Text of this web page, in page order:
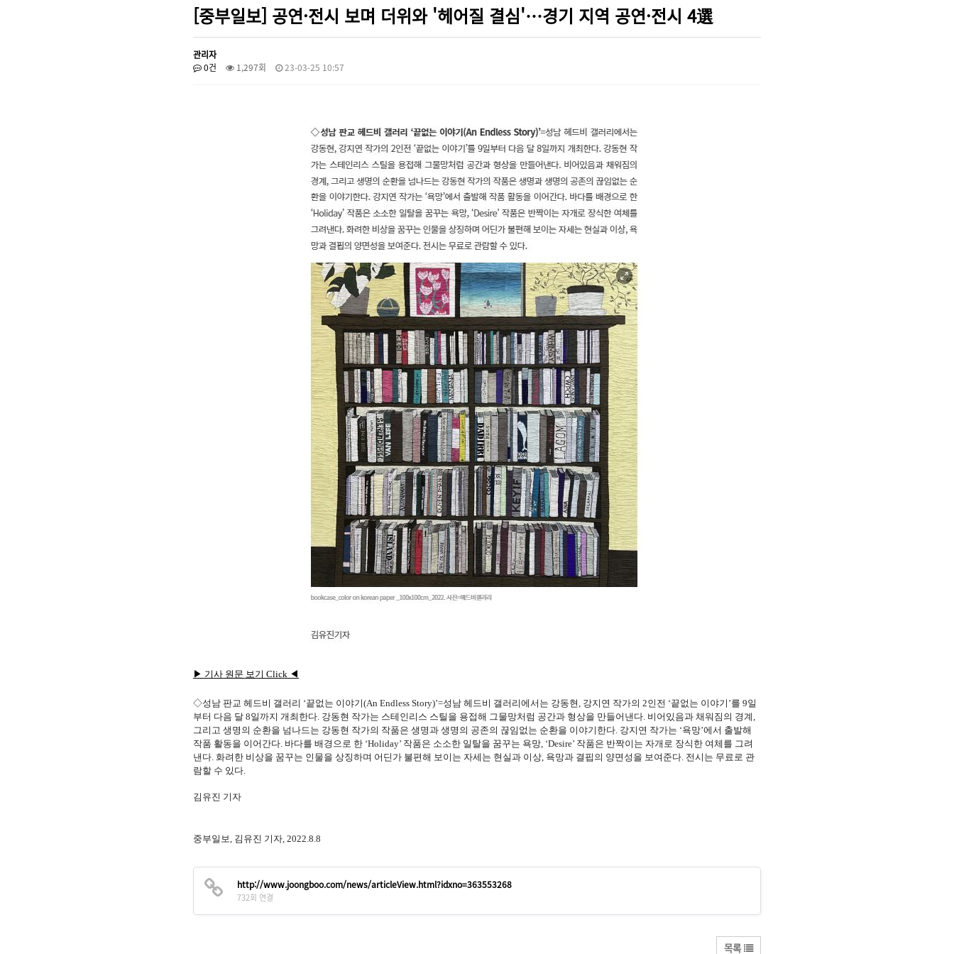
[중부일보] 공연·전시 보며 더위와 '헤어질 결심'…경기 지역 공연·전시 4選
관리자
0건
1,297회 23-03-25 10:57
▶ 기사 원문 보기 Click ◀
◇성남 판교 헤드비 갤러리 ‘끝없는 이야기(An Endless Story)’=성남 헤드비 갤러리에서는 강동현, 강지연 작가의 2인전 ‘끝없는 이야기’를 9일
부터 다음 달 8일까지 개최한다. 강동현 작가는 스테인리스 스틸을 용접해 그물망처럼 공간과 형상을 만들어낸다. 비어있음과 채워짐의 경계,
그리고 생명의 순환을 넘나드는 강동현 작가의 작품은 생명과 생명의 공존의 끊임없는 순환을 이야기한다. 강지연 작가는 ‘욕망’에서 출발해
작품 활동을 이어간다. 바다를 배경으로 한 ‘Holiday’ 작품은 소소한 일탈을 꿈꾸는 욕망, ‘Desire’ 작품은 반짝이는 자개로 장식한 여체를 그려
낸다. 화려한 비상을 꿈꾸는 인물을 상징하며 어딘가 불편해 보이는 자세는 현실과 이상, 욕망과 결핍의 양면성을 보여준다. 전시는 무료로 관
람할 수 있다.
김유진 기자
중부일보, 김유진 기자, 2022.8.8
http://www.joongboo.com/news/articleView.html?idxno=363553268
732회 연결
목록